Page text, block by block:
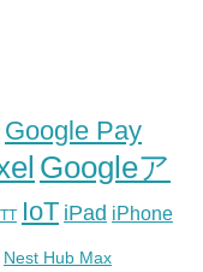
Google Pay
Googleア
IoT iPad iPhone
Nest Hub Max